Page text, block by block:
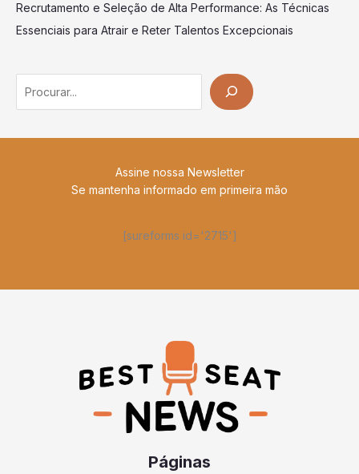
Recrutamento e Seleção de Alta Performance: As Técnicas
Essenciais para Atrair e Reter Talentos Excepcionais
Assine nossa Newsletter
Se mantenha informado em primeira mão
[sureforms id='2715']
Páginas